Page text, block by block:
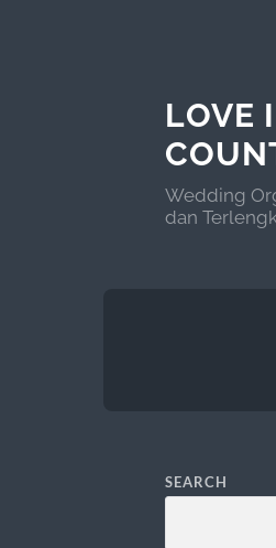
LOVE
Wedding
dan
SEARCH